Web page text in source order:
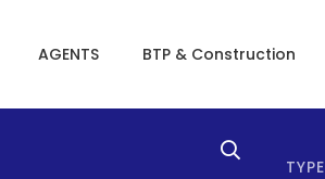
AGENTS BTP & Construction
TYPE